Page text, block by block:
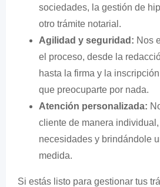
sociedades, la gestión de
otro trámite notarial.
Agilidad y seguridad: Nos
el proceso, desde la
hasta la firma y la
que preocuparte por nada.
Atención personalizada:
cliente de manera
necesidades y brindándole
medida.
Si estás listo para gestionar tus